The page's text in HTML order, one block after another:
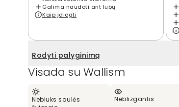
Galima naudoti ant lubų
Kaip įdiegti
Rodyti palyginimą
Visada su Wallism
Nebluks saulės
Neblizgantis